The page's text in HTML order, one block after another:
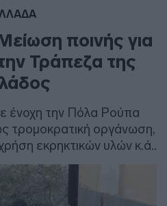
ποινής για
Τράπεζα της
ένοχη την Πόλα Ρούπα
τρομοκρατική οργάνωση,
εκρηκτικών υλών κ.ά..